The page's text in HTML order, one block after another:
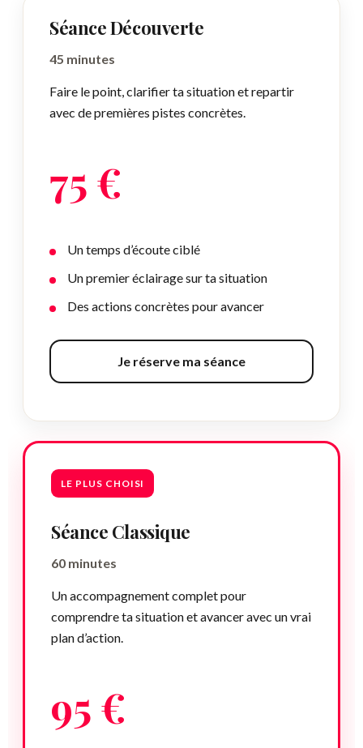
Séance Découverte
45 minutes
Faire le point, clarifier ta situation et repartir
avec de premières pistes concrètes.
75 €
Un temps d’écoute ciblé
Un premier éclairage sur ta situation
Des actions concrètes pour avancer
Je réserve ma séance
LE PLUS CHOISI
Séance Classique
60 minutes
Un accompagnement complet pour
comprendre ta situation et avancer avec un vrai
plan d’action.
95 €